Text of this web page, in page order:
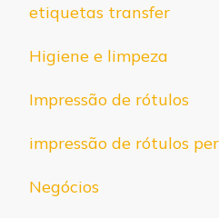
etiquetas transfer
Higiene e limpeza
Impressão de rótulos
impressão de rótulos
Negócios